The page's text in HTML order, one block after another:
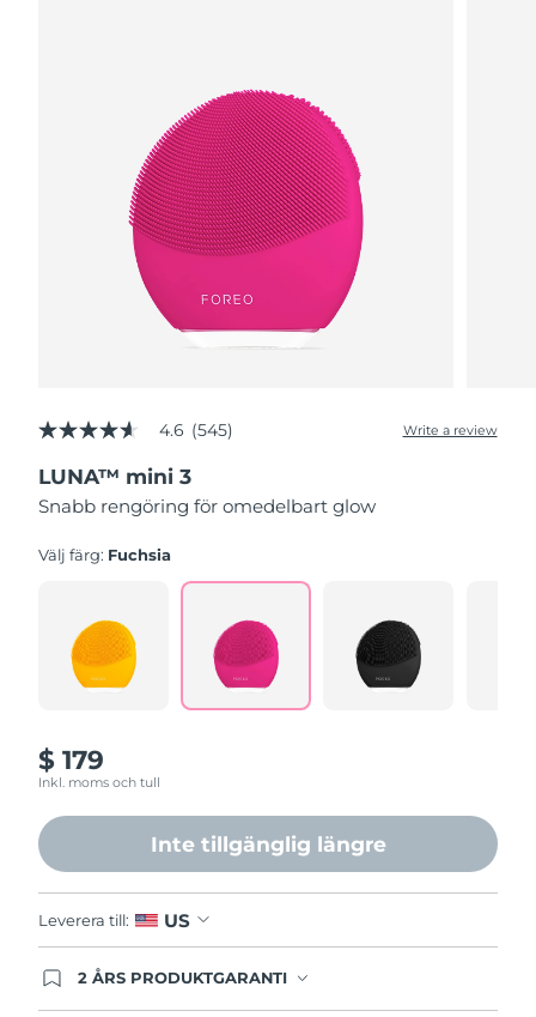
4.6
of
5
stars,
rating
Reviews.
Same
page
4.6 (545) Write a review
LUNA™ mini 3
Snabb rengöring för omedelbart glow
Välj färg: Fuchsia
$ 179
Inkl. moms och tull
Inte tillgänglig längre
Leverera till: US
2 ÅRS PRODUKTGARANTI